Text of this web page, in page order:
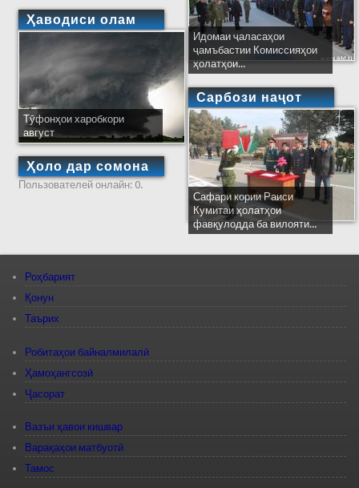
Ҳаводиси олам
Тӯфонҳои харобкори
август
Ҳоло дар сомона
Пользователей онлайн: 0.
Идомаи ҷаласаҳои
ҷамъбастии Комиссияҳои
ҳолатҳои...
Сарбози наҷот
Сафари кории Раиси
Кумитаи ҳолатҳои
фавқулодда ба вилояти...
Роҳбарият
Қонун
Таърих
Робитаҳои байналмилалӣ
Ҳамоҳангсозӣ
Ҷасорат
Вазъи ҳавои кишвар
Варақаҳои матбуотӣ
Тамос